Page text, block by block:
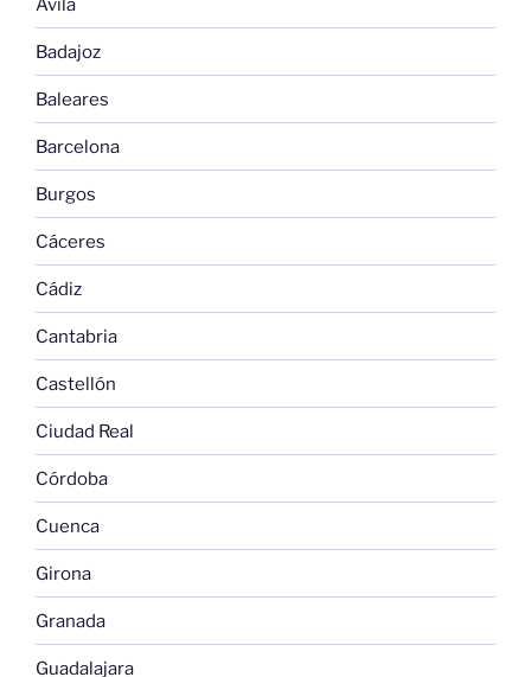
Avila
Badajoz
Baleares
Barcelona
Burgos
Cáceres
Cádiz
Cantabria
Castellón
Ciudad Real
Córdoba
Cuenca
Girona
Granada
Guadalajara